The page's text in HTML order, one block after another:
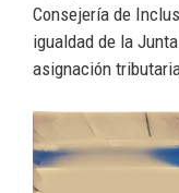
Consejería de
igualdad de la
asignación